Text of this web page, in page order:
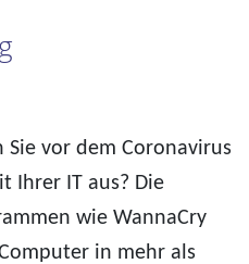
wie WannaCry
in mehr als